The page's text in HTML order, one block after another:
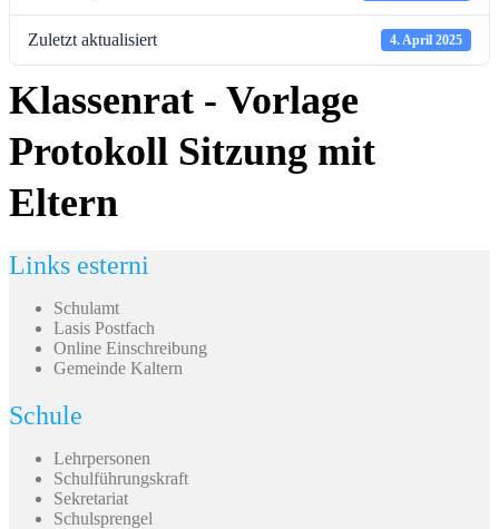
Zuletzt aktualisiert 4. April 2025
Klassenrat - Vorlage
Protokoll Sitzung mit
Eltern
Links esterni
Schulamt
Lasis Postfach
Online Einschreibung
Gemeinde Kaltern
Schule
Lehrpersonen
Schulführungskraft
Sekretariat
Schulsprengel